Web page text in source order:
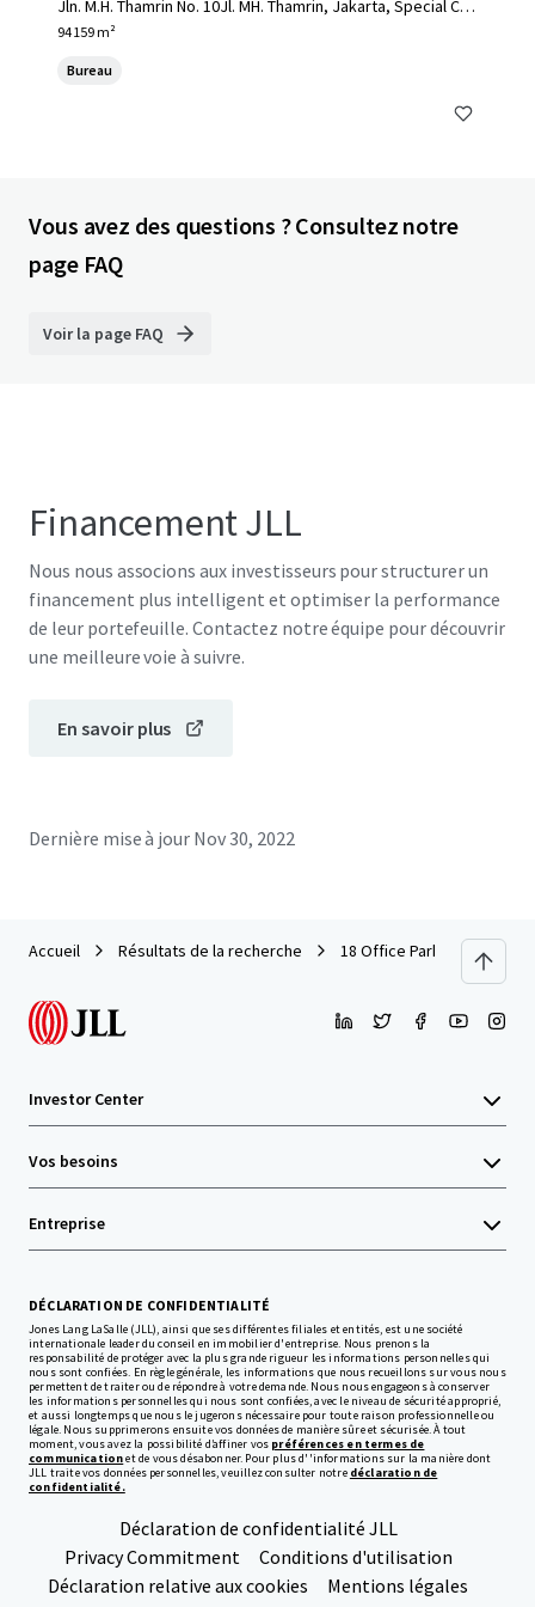
Jln. M.H. Thamrin No. 10Jl. MH. Thamrin, Jakarta, Special Cap
ital Region of Jakarta, 10230, ID
94 159 m²
Bureau
Vous avez des questions ? Consultez notre
page FAQ
Voir la page FAQ
Financement JLL
Nous nous associons aux investisseurs pour structurer un
financement plus intelligent et optimiser la performance
de leur portefeuille. Contactez notre équipe pour découvrir
une meilleure voie à suivre.
En savoir plus
Dernière mise à jour Nov 30, 2022
Accueil Résultats de la recherche 18 Office Park - Tower A
Investor Center
Vos besoins
Entreprise
DÉCLARATION DE CONFIDENTIALITÉ
Jones Lang LaSalle (JLL), ainsi que ses différentes filiales et entités, est une société
internationale leader du conseil en immobilier d'entreprise. Nous prenons la
responsabilité de protéger avec la plus grande rigueur les informations personnelles qui
nous sont confiées. En règle générale, les informations que nous recueillons sur vous nous
permettent de traiter ou de répondre à votre demande. Nous nous engageons à conserver
les informations personnelles qui nous sont confiées, avec le niveau de sécurité approprié,
et aussi longtemps que nous le jugerons nécessaire pour toute raison professionnelle ou
légale. Nous supprimerons ensuite vos données de manière sûre et sécurisée. À tout
moment, vous avez la possibilité d’affiner vos préférences en termes de
communicationet de vous désabonner. Pour plus d''informations sur la manière dont
JLL traite vos données personnelles, veuillez consulter notre déclaration de
confidentialité.
Déclaration de confidentialité JLL
Privacy Commitment
Conditions d'utilisation
Déclaration relative aux cookies
Mentions légales